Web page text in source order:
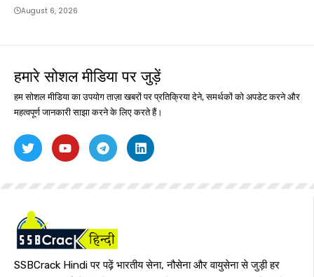
August 6, 2026
हमारे सोशल मीडिया पर जुड़ें
हम सोशल मीडिया का उपयोग ताज़ा खबरों पर प्रतिक्रिया देने, समर्थकों को अपडेट करने और
महत्वपूर्ण जानकारी साझा करने के लिए करते हैं।
SSBCrack Hindi पर पढ़ें भारतीय सेना, नौसेना और वायुसेना से जुड़ी हर